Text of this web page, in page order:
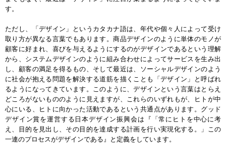
す。
ただし、「デザイン」というカタカナ語は、年代や個々人によって受け
取り方が異なる言葉でもあります。商品デザインのように単体のモノが
顧客に好まれ、喜びを与えるようにするのがデザインであるという理解
から、システムデザインのように組み合わせによってサービスを生み出
し、顧客の満足を得るもの、そして最近は、ソーシャルデザインのよう
に社会が抱える問題を解決する道筋を描くことも「デザイン」と呼ばれ
るようになってきています。このように、デザインという言葉はとらえ
どころがないもののように見えますが、これらのいずれもが、ヒトが中
心にいる、ヒトに向かった活動であるという共通点があります。グッド
デザイン賞を運営する日本デザイン振興会は『「常にヒトを中心に考
え、目的を見出し、その目的を達成する計画を行い実現化する。」この
一連のプロセスがデザインである』と定義をしています。